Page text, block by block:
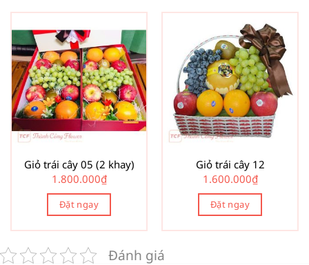
Giỏ trái cây 05 (2 khay)
1.800.000₫
Đặt ngay
Giỏ trái cây 12
1.600.000₫
Đặt ngay
Đánh giá